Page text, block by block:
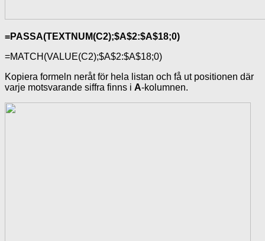
=PASSA(TEXTNUM(C2);$A$2:$A$18;0)
=MATCH(VALUE(C2);$A$2:$A$18;0)
Kopiera formeln neråt för hela listan och få ut positionen där
varje motsvarande siffra finns i A-kolumnen.